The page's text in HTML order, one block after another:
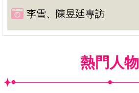
李雪、陳昱廷專訪
熱門人物